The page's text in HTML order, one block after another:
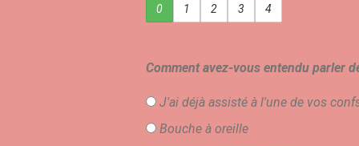
0 1 2 3 4
Comment avez-vous entendu parler
J'ai déjà assisté à l'une de vos
Bouche à oreille